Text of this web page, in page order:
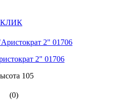
2" 01706
105
(0)